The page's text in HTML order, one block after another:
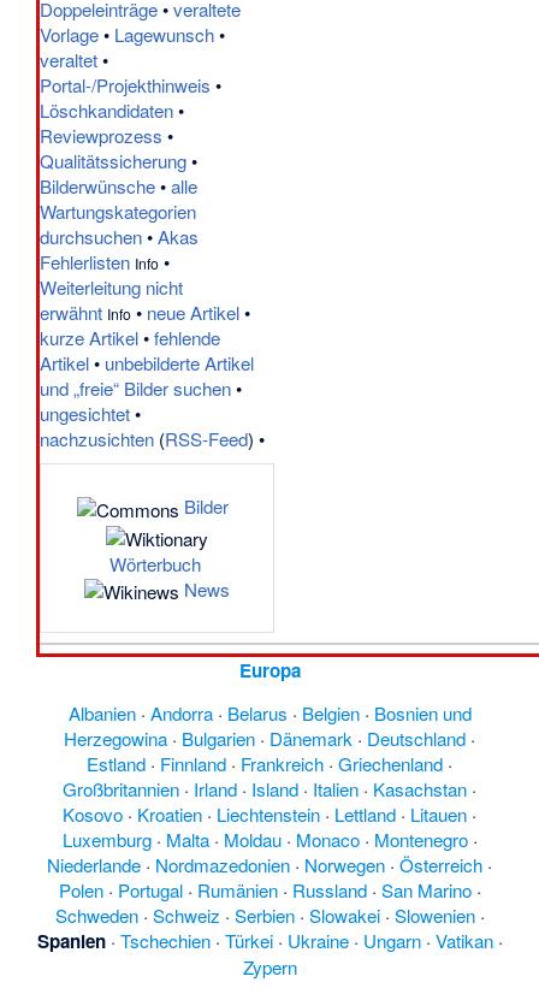
Doppeleinträge•veraltete
Vorlage• Lagewunsch•
veraltet•
Portal-/Projekthinweis •
Löschkandidaten•
Reviewprozess •
Qualitätssicherung•
Bilderwünsche•alle
Wartungskategorien
durchsuchen•Akas
Fehlerlisten Info •
Weiterleitung nicht
erwähnt Info • neue Artikel•
kurze Artikel•fehlende
Artikel• unbebilderte Artikel
und „freie“ Bilder suchen•
ungesichtet•
nachzusichten (RSS-Feed) •
Bilder
Wörterbuch
News
Europa
Albanien· Andorra· Belarus · Belgien· Bosnien und
Herzegowina · Bulgarien · Dänemark · Deutschland ·
Estland · Finnland · Frankreich · Griechenland ·
Großbritannien · Irland · Island · Italien · Kasachstan ·
Kosovo · Kroatien · Liechtenstein · Lettland · Litauen ·
Luxemburg· Malta· Moldau· Monaco· Montenegro·
Niederlande · Nordmazedonien · Norwegen · Österreich ·
Polen· Portugal· Rumänien· Russland· San Marino·
Schweden· Schweiz · Serbien· Slowakei· Slowenien·
Spanien· Tschechien· Türkei· Ukraine· Ungarn· Vatikan·
Zypern